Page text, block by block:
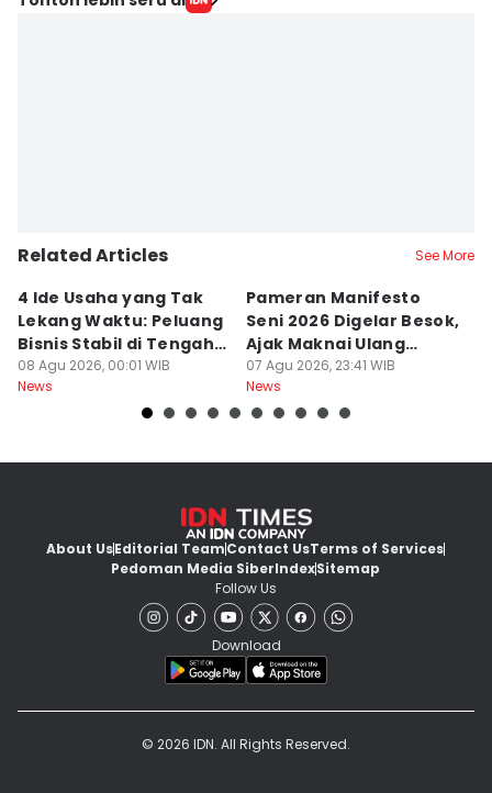
Related Articles See More
4 Ide Usaha yang Tak
Lekang Waktu: Peluang
Bisnis Stabil di Tengah
Perubahan
08 Agu 2026, 00:01 WIB
News
Pameran Manifesto
Seni 2026 Digelar Besok,
Ajak Maknai Ulang
Maritim
07 Agu 2026, 23:41 WIB
News
About UsEditorial TeamContact UsTerms of Services
Pedoman Media SiberIndexSitemap
Follow Us
Download
© 2026 IDN. All Rights Reserved.